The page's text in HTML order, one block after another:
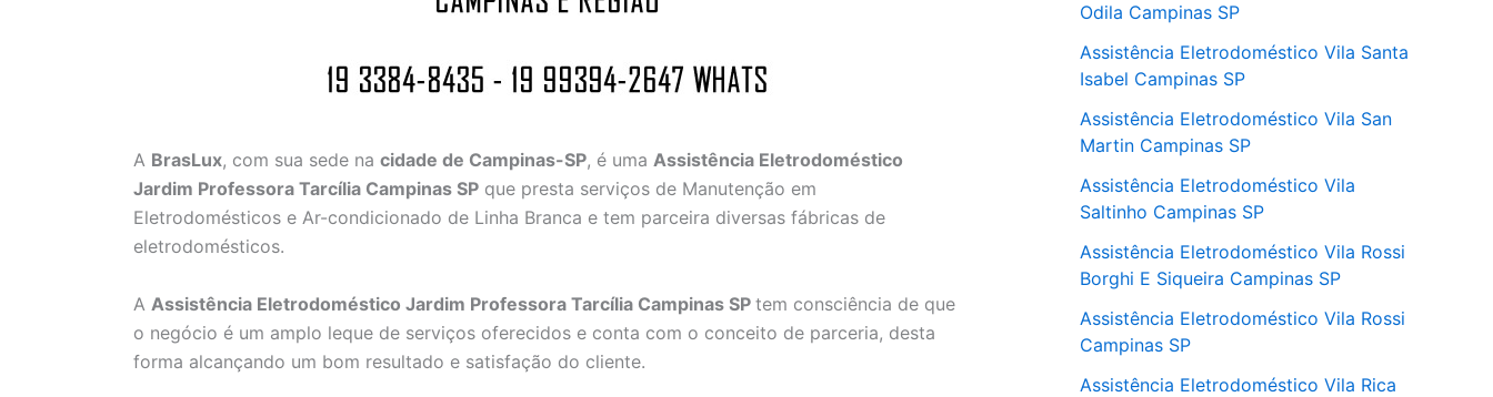
A BrasLux, com sua sede na cidade de Campinas-SP, é uma Assistência Eletrodoméstico
Jardim Professora Tarcília Campinas SP que presta serviços de Manutenção em
Eletrodomésticos e Ar-condicionado de Linha Branca e tem parceira diversas fábricas de
eletrodomésticos.
A Assistência Eletrodoméstico Jardim Professora Tarcília Campinas SP tem consciência de que
o negócio é um amplo leque de serviços oferecidos e conta com o conceito de parceria, desta
forma alcançando um bom resultado e satisfação do cliente.
Odila Campinas SP
Assistência Eletrodoméstico Vila Santa
Isabel Campinas SP
Assistência Eletrodoméstico Vila San
Martin Campinas SP
Assistência Eletrodoméstico Vila
Saltinho Campinas SP
Assistência Eletrodoméstico Vila Rossi
Borghi E Siqueira Campinas SP
Assistência Eletrodoméstico Vila Rossi
Campinas SP
Assistência Eletrodoméstico Vila Rica